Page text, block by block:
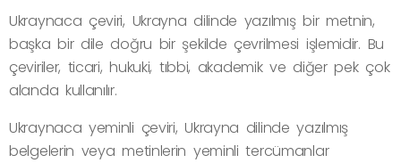
Ukraynaca çeviri, Ukrayna dilinde yazılmış bir metnin,
başka bir dile doğru bir şekilde çevrilmesi işlemidir. Bu
çeviriler, ticari, hukuki, tıbbi, akademik ve diğer pek çok
alanda kullanılır.
Ukraynaca yeminli çeviri, Ukrayna dilinde yazılmış
belgelerin veya metinlerin yeminli tercümanlar